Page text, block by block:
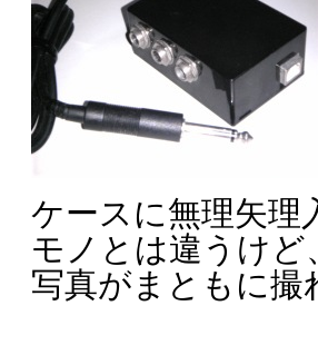
ケースに無理矢理
モノとは違うけど
写真がまともに撮